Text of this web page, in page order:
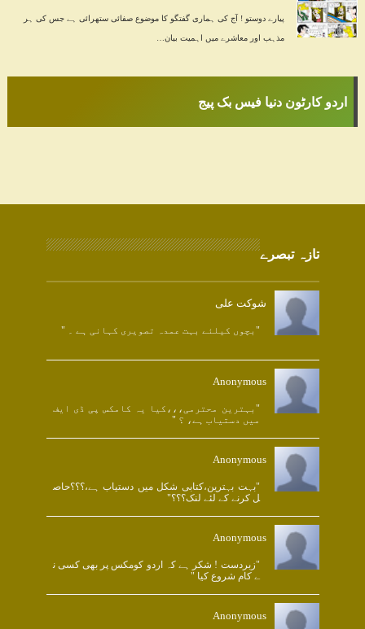
پیارے دوستو ! آج کی ہماری گفتگو کا موضوع صفائی ستھرائی ہے جس کی ہر
مذہب اور معاشرے میں اہمیت بیان…
اردو کارٹون دنیا فیس بک پیج
تازہ تبصرے
شوکت علی
"بچوں کیلئے بہت عمدہ تصویری کہانی ہے ۔ "
Anonymous
"بہترین محترمی،،،کیا یہ کامکس پی ڈی ایف
میں دستیاب ہے، ؟ "
Anonymous
"بہت بہترین،کتابی شکل میں دستیاب ہے،؟؟؟حاص
ل کرنے کے لئے لنک؟؟؟"
Anonymous
"زبردست ! شکر ہے کہ اردو کومکس پر بھی کسی ن
ے کام شروع کیا "
Anonymous